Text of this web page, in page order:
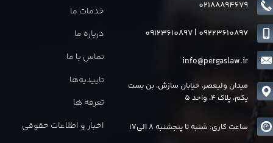
خدمات ما
درباره ما
تماس با ما
تاییدیه‌ها
تعرفه ها
اخبار و اطلاعات حقوقی
02188894679
info@pergaslaw.ir
09123610897| 09223610897
میدان ولیعصر، خیابان سازش، بن بست
یکم، پلاک 4، واحد 5
ساعت کاری: شنبه تا پنجشنبه 8 الی17